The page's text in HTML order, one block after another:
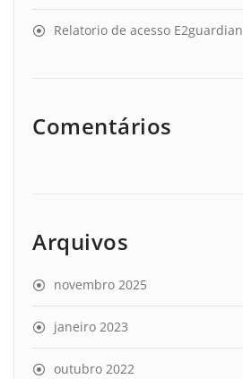
Relatorio de acesso E2guardian
Comentários
Arquivos
novembro 2025
janeiro 2023
outubro 2022